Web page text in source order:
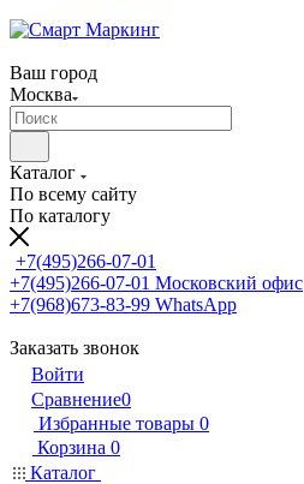
Ваш город
Москва
Каталог
По всему сайту
По каталогу
+7(495)266-07-01
+7(495)266-07-01 Московский офис
+7(968)673-83-99 WhatsApp
Заказать звонок
Войти
Сравнение0
Избранные товары 0
Корзина 0
Каталог